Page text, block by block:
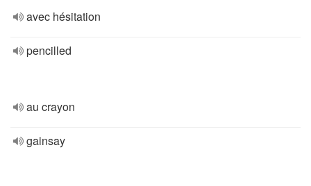
avec hésitation
pencilled
au crayon
gainsay